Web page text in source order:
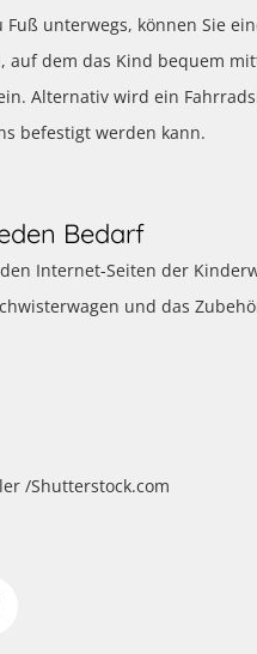
unterwegs, können Sie
dem das Kind bequem
Alternativ wird ein
befestigt werden kann.
Bedarf
Internet-Seiten der
und das
/Shutterstock.com